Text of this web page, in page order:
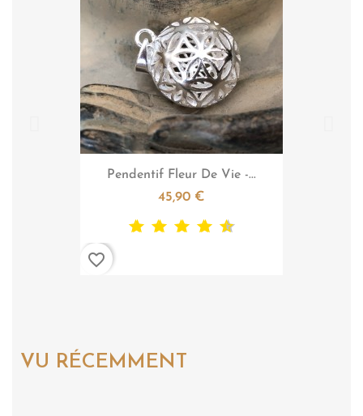
Aperçu rapide
Pendentif Fleur De Vie -...
45,90 €
favorite_border
VU RÉCEMMENT